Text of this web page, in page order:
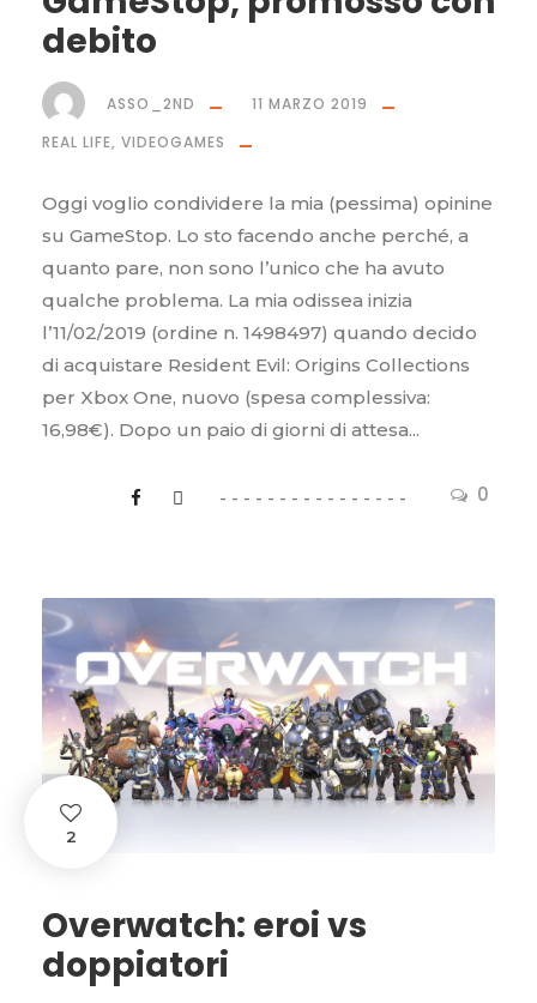
debito
0
ASSO_2ND
11 MARZO 2019
REAL LIFE, VIDEOGAMES
Oggi voglio condividere la mia (pessima) opinine
su GameStop. Lo sto facendo anche perché, a
quanto pare, non sono l’unico che ha avuto
qualche problema. La mia odissea inizia
l’11/02/2019 (ordine n. 1498497) quando decido
di acquistare Resident Evil: Origins Collections
per Xbox One, nuovo (spesa complessiva:
16,98€). Dopo un paio di giorni di attesa...
2
Overwatch: eroi vs
doppiatori